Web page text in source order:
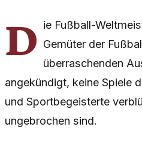
D ie Fußball-
Gemüter der
überraschenden
angekündigt, keine Spiele
und Sportbegeisterte
ungebrochen sind.